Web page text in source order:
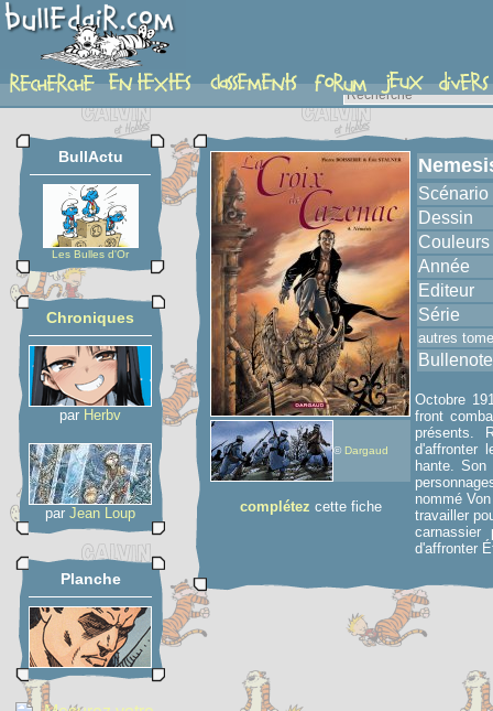
album
BullActu
Les Bulles d'Or
Chroniques
par Herbv
par Jean Loup
Planche
© Dargaud
complétez cette fiche
Scénario
Dessin
Couleurs
Année
Editeur
Série
autres
Bullenote
Octobre
front
présents.
d'affronter
hante.
nommé
travailler
d'affronter